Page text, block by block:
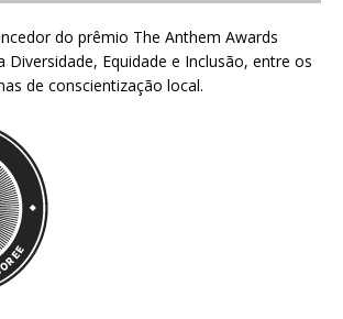
do prêmio The Anthem Awards
Diversidade, Equidade e Inclusão, entre os
de conscientização local.